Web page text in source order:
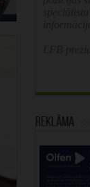
Reklāma